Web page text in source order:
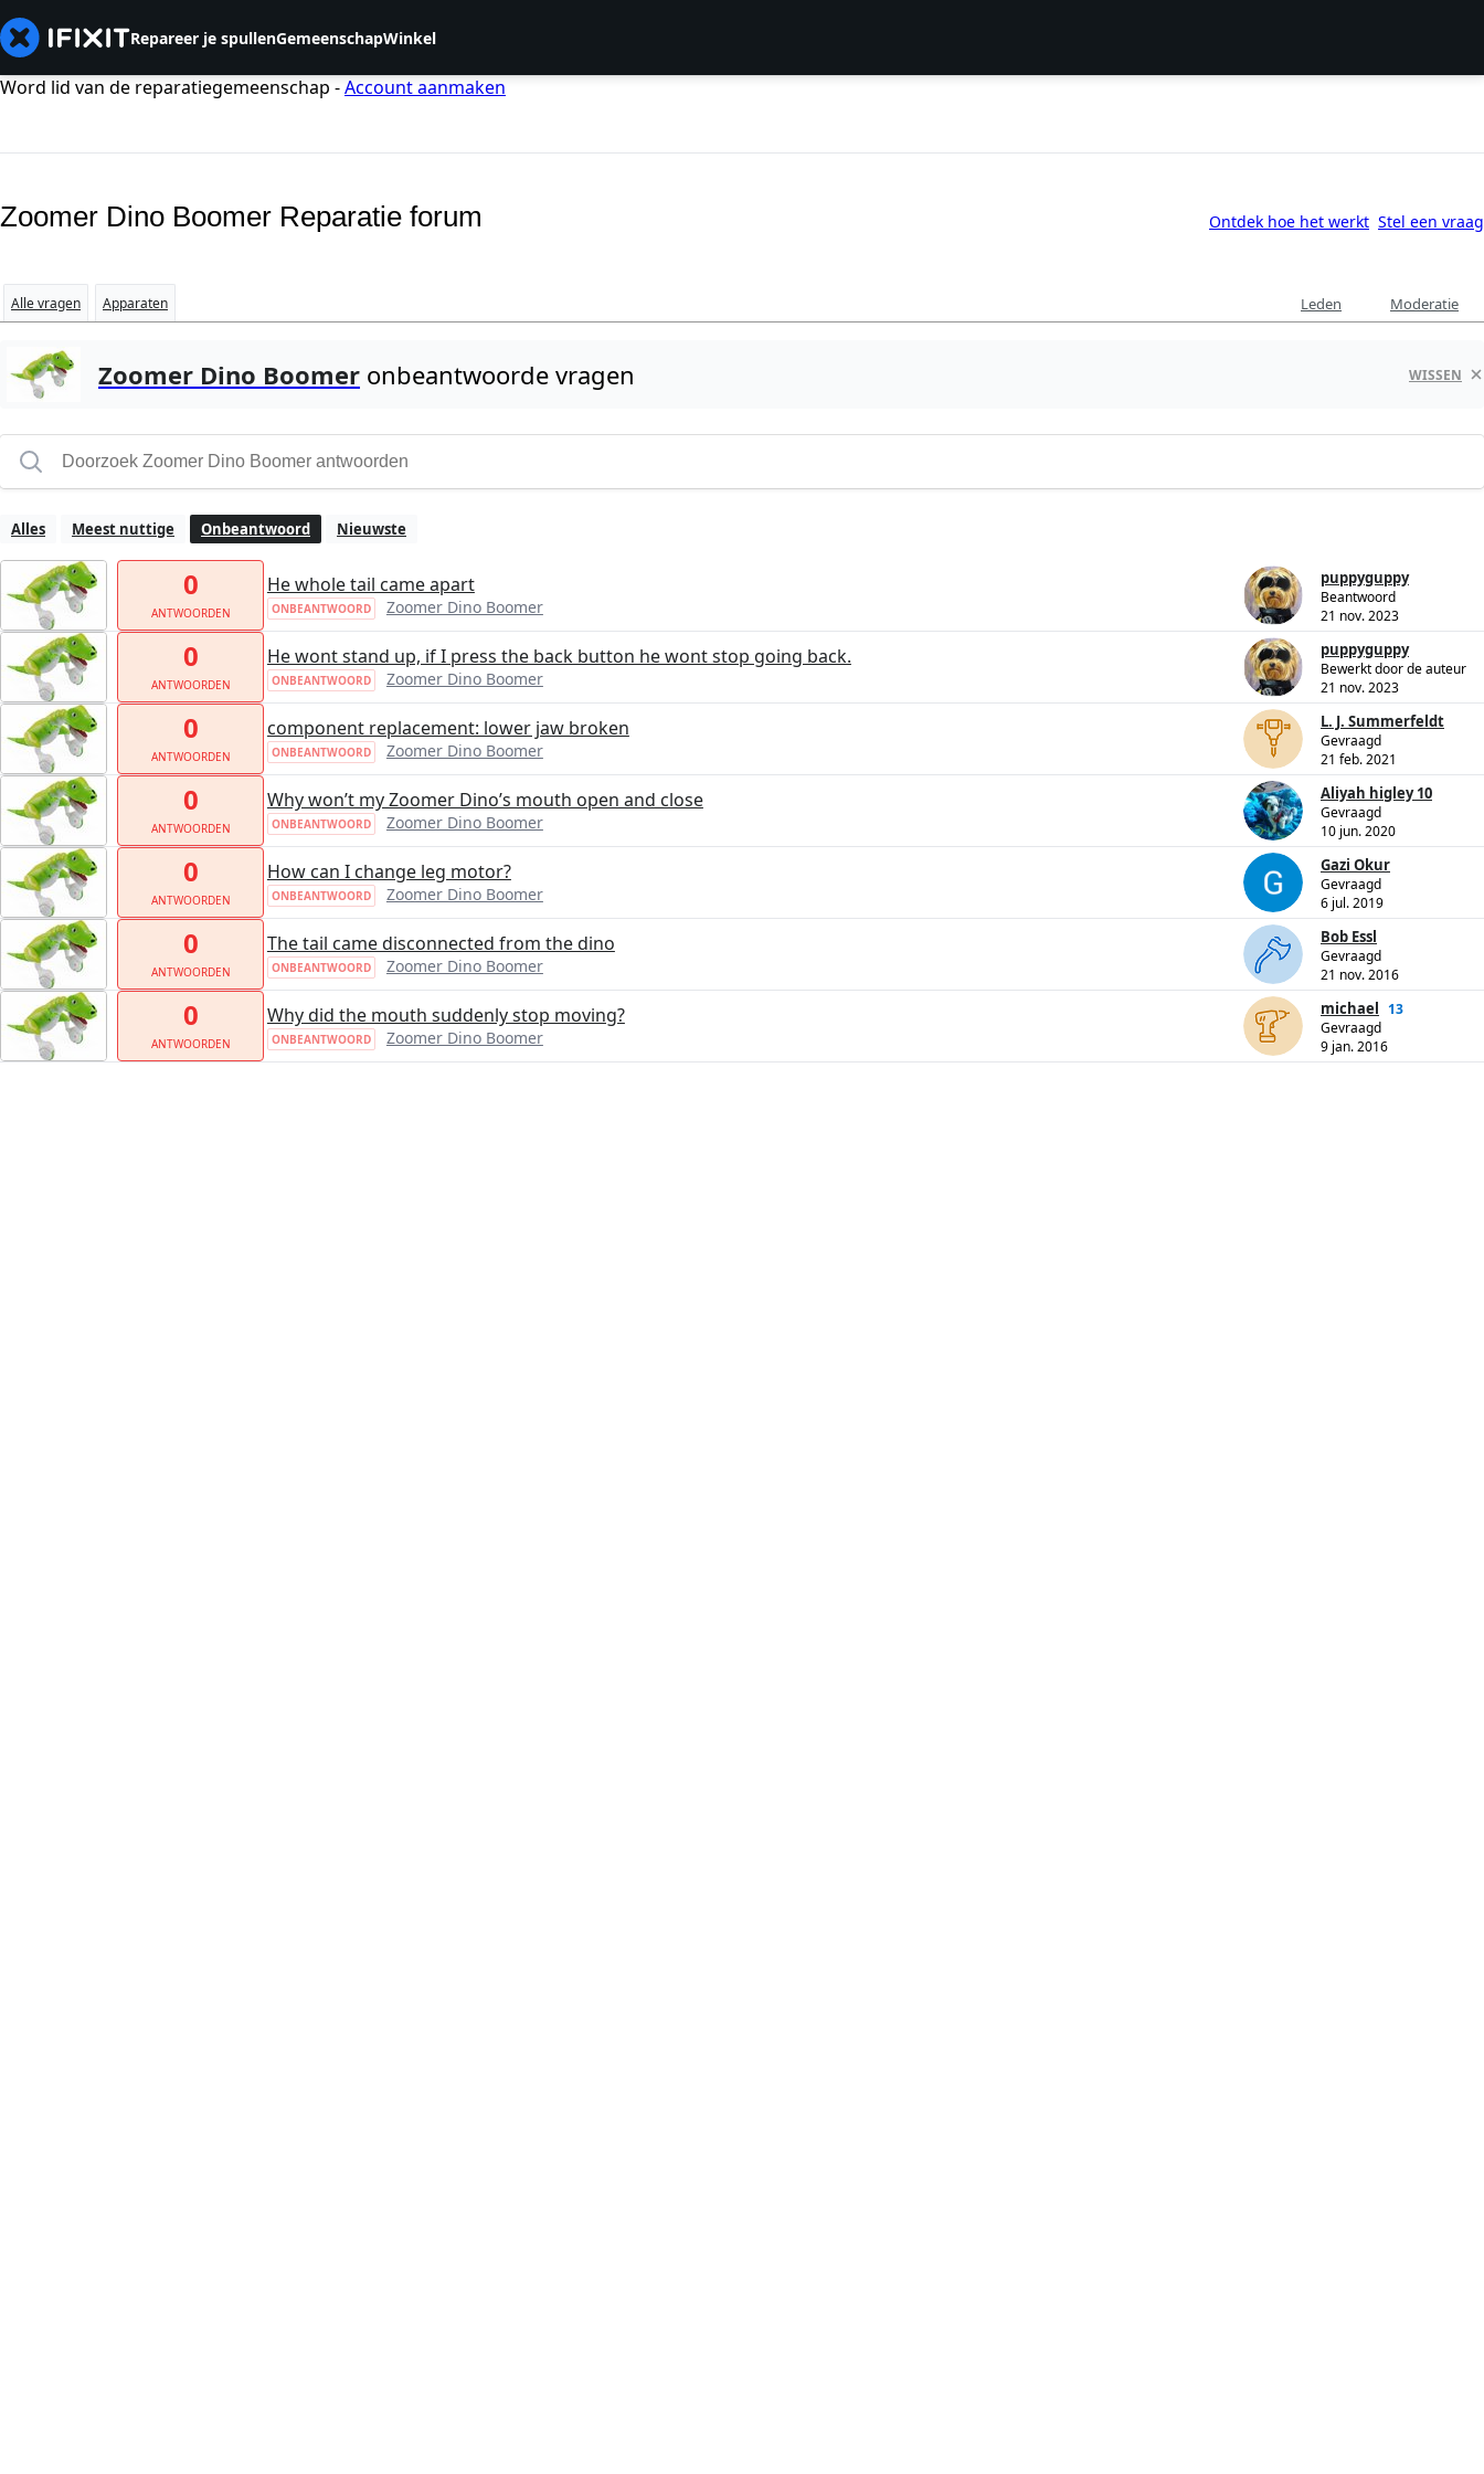
Repareer je spullenGemeenschapWinkel
Word lid van de reparatiegemeenschap -Account aanmaken
Zoomer Dino Boomer Reparatie forum Ontdek hoe het werkt Stel een vraag
Alle vragen Apparaten Leden Moderatie
Zoomer Dino Boomer onbeantwoorde vragen WISSEN
Alles Meest nuttige Onbeantwoord Nieuwste
0
ANTWOORDEN
He whole tail came apart
ONBEANTWOORD Zoomer Dino Boomer
puppyguppy
Beantwoord
21 nov. 2023
0
ANTWOORDEN
He wont stand up, if I press the back button he wont stop going back.
ONBEANTWOORD Zoomer Dino Boomer
puppyguppy
Bewerkt door de auteur
21 nov. 2023
0
ANTWOORDEN
component replacement: lower jaw broken
ONBEANTWOORD Zoomer Dino Boomer
L. J. Summerfeldt
Gevraagd
21 feb. 2021
0
ANTWOORDEN
Why won’t my Zoomer Dino’s mouth open and close
ONBEANTWOORD Zoomer Dino Boomer
Aliyah higley 10
Gevraagd
10 jun. 2020
0
ANTWOORDEN
How can I change leg motor?
ONBEANTWOORD Zoomer Dino Boomer
Gazi Okur
Gevraagd
6 jul. 2019
0
ANTWOORDEN
The tail came disconnected from the dino
ONBEANTWOORD Zoomer Dino Boomer
Bob Essl
Gevraagd
21 nov. 2016
0
ANTWOORDEN
Why did the mouth suddenly stop moving?
ONBEANTWOORD Zoomer Dino Boomer
michael 13
Gevraagd
9 jan. 2016